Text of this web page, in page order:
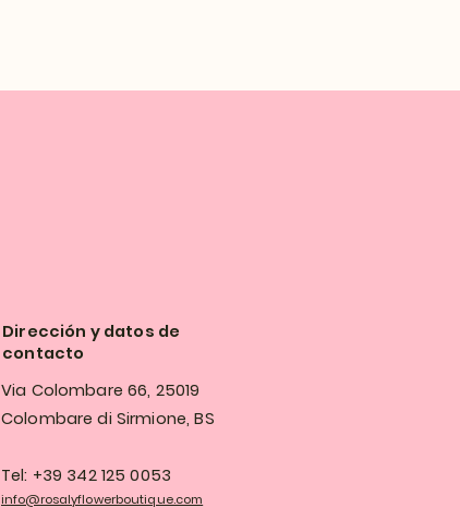
Dirección y datos de
contacto
Via Colombare 66, 25019
Colombare di Sirmione, BS
Tel: +39 342 125 0053
info@rosalyflowerboutique.com